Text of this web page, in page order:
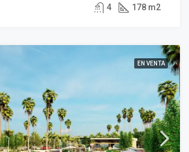
4 178 m2
EN VENTA